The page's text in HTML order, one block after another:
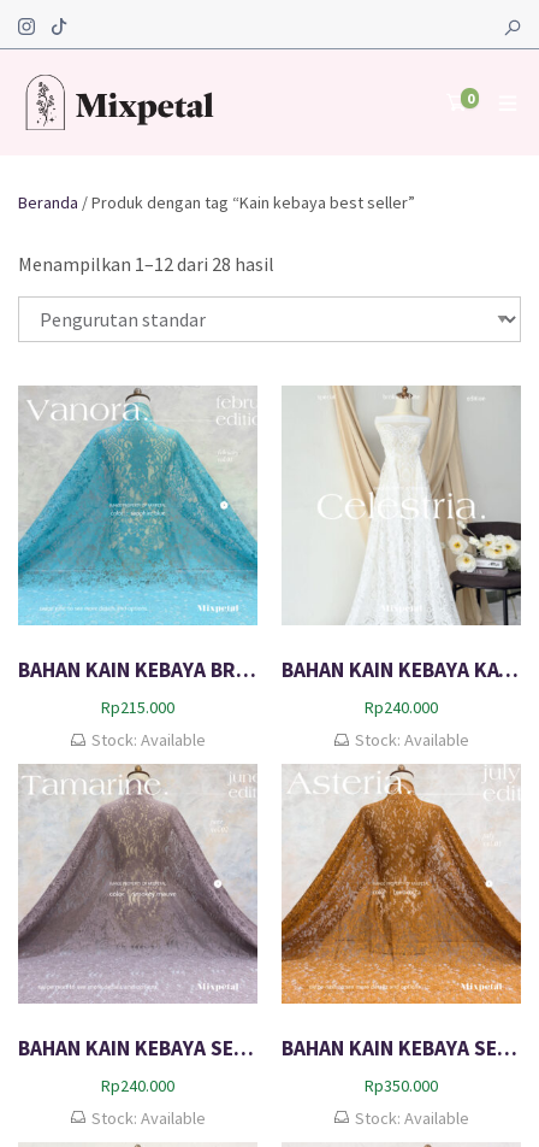
0
Beranda / Produk dengan tag “Kain kebaya best seller”
Menampilkan 1–12 dari 28 hasil
BAHAN KAIN KEBAYA BROKAT SEMI PERANCIS KATUN DOVE VANORA
Rp215.000
Stock: Available
BAHAN KAIN KEBAYA KATUN BROKEN WHITE CELESTRIA – SPECIAL EDITION
Rp240.000
Stock: Available
BAHAN KAIN KEBAYA SEMI ITALY KATUN TAMARINE
Rp240.000
Stock: Available
BAHAN KAIN KEBAYA SEMI ITALY SHINNING METALIC ASTERIA
Rp350.000
Stock: Available